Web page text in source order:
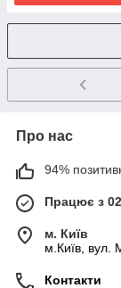
Про нас
94%
Працює з
м. Київ
м.Київ, вул.
Контакти